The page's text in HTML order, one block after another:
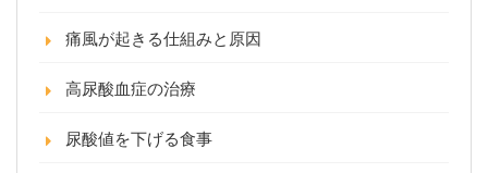
痛風が起きる仕組みと原因
高尿酸血症の治療
尿酸値を下げる食事